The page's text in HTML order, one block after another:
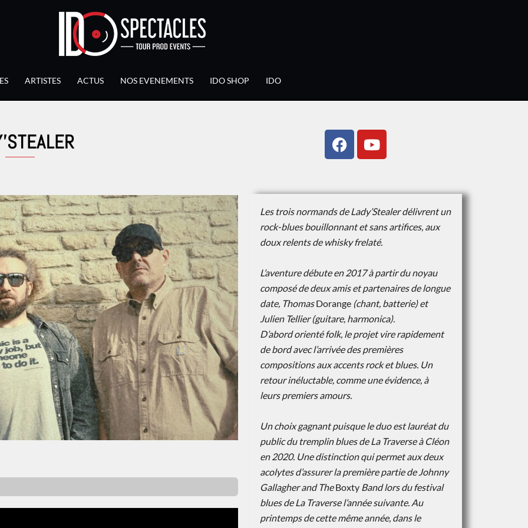
ARTISTES ACTUS NOS EVENEMENTS IDO SHOP IDO
Les trois normands de Lady’Stealer délivrent un
rock-blues bouillonnant et sansartifices, aux
doux relents de whisky frelaté.
L’aventure débute en 2017 à partir du noyau
composé de deux amis et partenaires delongue
date, ThomasDorange(chant, batterie) et
Julien Tellier (guitare, harmonica).
D’abord orienté folk, le projet vire rapidement
de bord avec l’arrivée des premières
compositions aux accents rock et blues. Un
retour inéluctable, comme une évidence, à
leurs premiers amours.
Un choix gagnant puisque le duo est lauréat du
public du tremplin blues de La Traverse à Cléon
en 2020. Une distinction qui permet aux deux
acolytes d’assurer lapremière partie de Johnny
Gallagher and TheBoxtyBand lors du festival
blues deLa Traverse l’année suivante. Au
printemps de cette même année, dans le